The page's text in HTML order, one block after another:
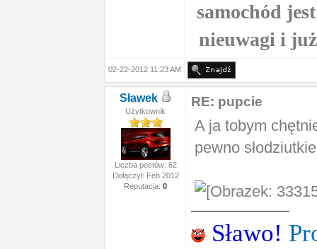
samochód
nieuwagi i
02-22-2012 11:23 AM
Sławek
Użytkownik
Liczba postów: 62
Dołączył: Feb 2012
Reputacja: 0
RE: pupcie
A ja tobym
pewno
Sławo!